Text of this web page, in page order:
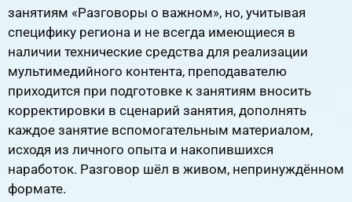
занятиям «Разговоры о важном», но, учитывая
специфику региона и не всегда имеющиеся в
наличии технические средства для реализации
мультимедийного контента, преподавателю
приходится при подготовке к занятиям вносить
корректировки в сценарий занятия, дополнять
каждое занятие вспомогательным материалом,
исходя из личного опыта и накопившихся
наработок. Разговор шёл в живом, непринуждённом
формате.